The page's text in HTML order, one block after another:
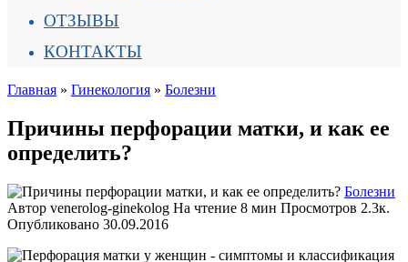
ОТЗЫВЫ
КОНТАКТЫ
Главная » Гинекология » Болезни
Причины перфорации матки, и как ее
определить?
Болезни
Автор venerolog-ginekolog На чтение 8 мин Просмотров 2.3к.
Опубликовано 30.09.2016